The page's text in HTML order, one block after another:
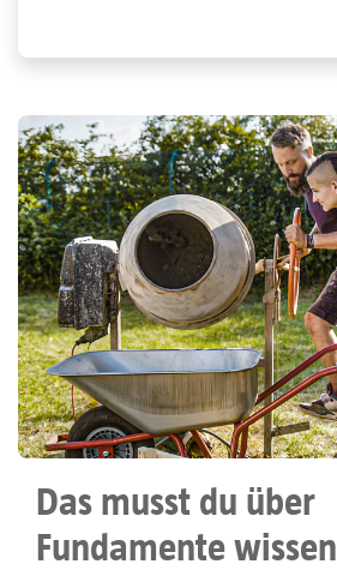
Das musst du über
Fundamente wissen